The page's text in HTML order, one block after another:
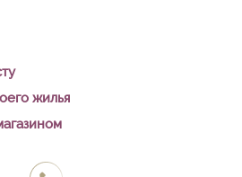
жилья